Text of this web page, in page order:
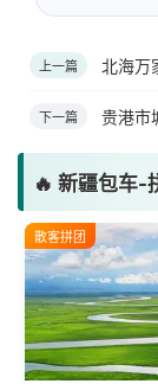
上一篇 北海万
下一篇 贵港市
🔥 新疆包车-
散客拼团